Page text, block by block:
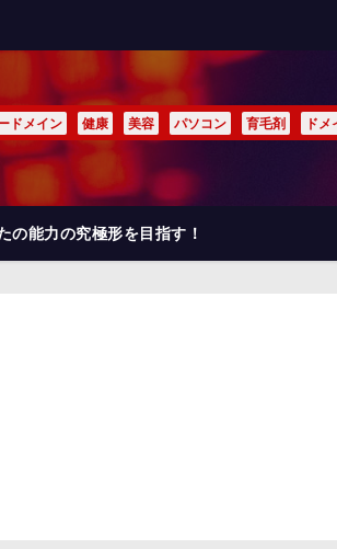
ドメイン 健康 美容 パソコン 育毛剤 ド
の能力の究極形を目指す！